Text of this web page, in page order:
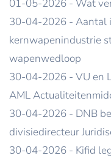
01-05-2026 - Wat
30-04-2026 - Aantal
kernwapenindustrie
wapenwedloop
30-04-2026 - VU en
AML
30-04-2026 - DNB
divisiedirecteur
30-04-2026 - Kifid